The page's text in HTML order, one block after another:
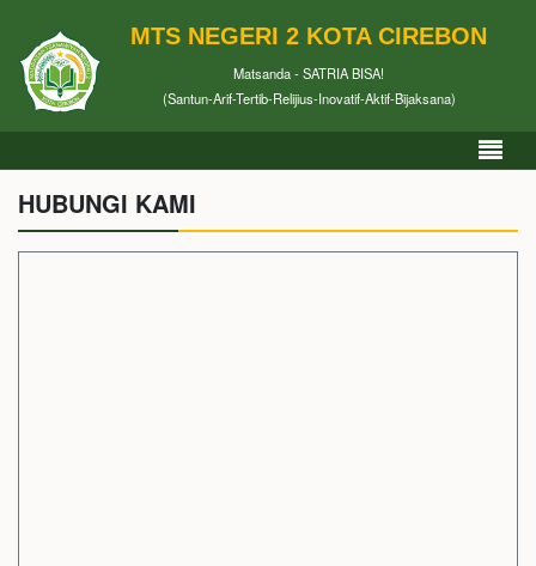
MTS NEGERI 2 KOTA CIREBON
Matsanda - SATRIA BISA!
(Santun-Arif-Tertib-Relijius-Inovatif-Aktif-Bijaksana)
HUBUNGI KAMI